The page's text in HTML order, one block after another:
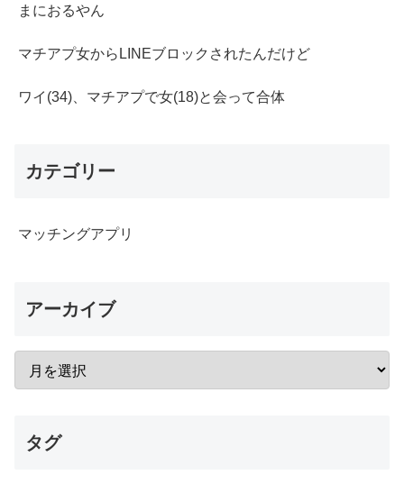
まにおるやん
マチアプ女からLINEブロックされたんだけど
ワイ(34)、マチアプで女(18)と会って合体
カテゴリー
マッチングアプリ
アーカイブ
タグ